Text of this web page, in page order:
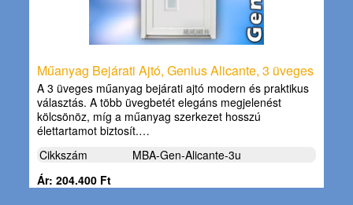
Műanyag Bejárati Ajtó, Genius Alicante, 3 üveges
A 3 üveges műanyag bejárati ajtó modern és praktikus
választás. A több üvegbetét elegáns megjelenést
kölcsönöz, míg a műanyag szerkezet hosszú
élettartamot biztosít.…
Cikkszám
MBA-Gen-Alicante-3u
Ár: 204.400 Ft